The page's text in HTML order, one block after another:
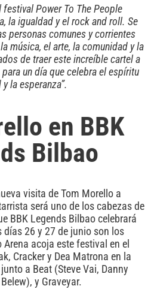
festival Power To The People
la igualdad y el rock and roll. Se
personas comunes y corrientes
música, el arte, la comunidad y la
de traer este increíble cartel a
un día que celebra el espíritu
la esperanza”.
en BBK
Bilbao
visita de Tom Morello a
será uno de los cabezas de
BBK Legends Bilbao celebrará
26 y 27 de junio son los
acoja este festival en el
Cracker y Dea Matrona en la
a Beat (Steve Vai, Danny
y Graveyar.